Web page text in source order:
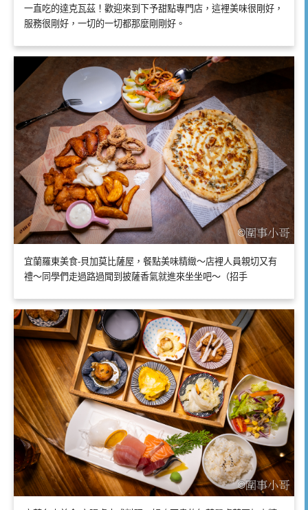
一直吃的達克瓦茲！歡迎來到下予甜點專門店，這裡美味很剛好，
服務很剛好，一切的一切都那麼剛剛好。
宜蘭羅東美食-貝加莫比薩屋，餐點美味精緻～店裡人員親切又有
禮～同學們走過路過聞到披薩香氣就進來坐坐吧～（招手